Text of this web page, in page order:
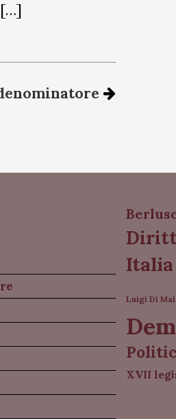
[…]
Italia
Luigi Di
XVII